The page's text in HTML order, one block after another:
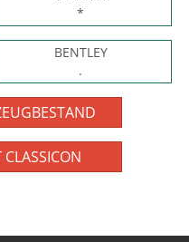
*
BENTLEY
.